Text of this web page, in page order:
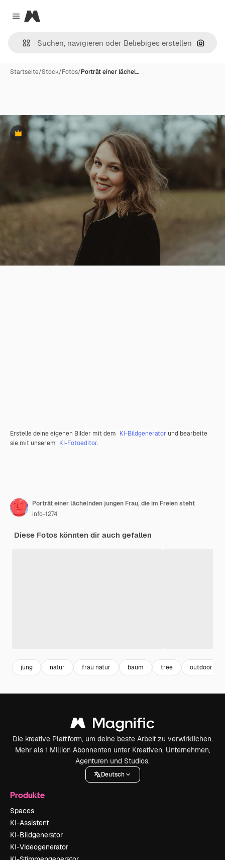
Close menu
Magnific
Nach
Startseite/Stock/Fotos/Porträt einer lächel…
Premium
Erstelle deine eigenen Bilder mit dem KI-Bildgenerator und bearbeite
sie mit unserem KI-Fotoeditor.
Porträt einer lächelnden jungen Frau, die im Freien steht
info-1274
Diese Fotos könnten dir auch gefallen
jung natur frau natur baum tree outdoor
Die kreative Plattform, um deine beste Arbeit zu verwirklichen.
Mehr als 1 Million Abonnenten unter Kreativen, Unternehmen,
Agenturen und Studios.
Deutsch
Produkte
Spaces
KI-Assistent
KI-Bildgenerator
KI-Videogenerator